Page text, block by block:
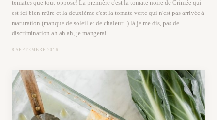
tomates que tout oppose! La première c'est la tomate noire de Crimée qui
est ici bien mûre et la deuxième c'est la tomate verte qui n'est pas arrivée à
maturation (manque de soleil et de chaleur...) là je me dis, pas de
discrimination ah ah ah, je mangerai...
8 SEPTEMBRE 2016